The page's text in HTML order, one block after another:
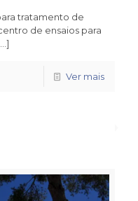
tratamento de
de ensaios para
Ver mais